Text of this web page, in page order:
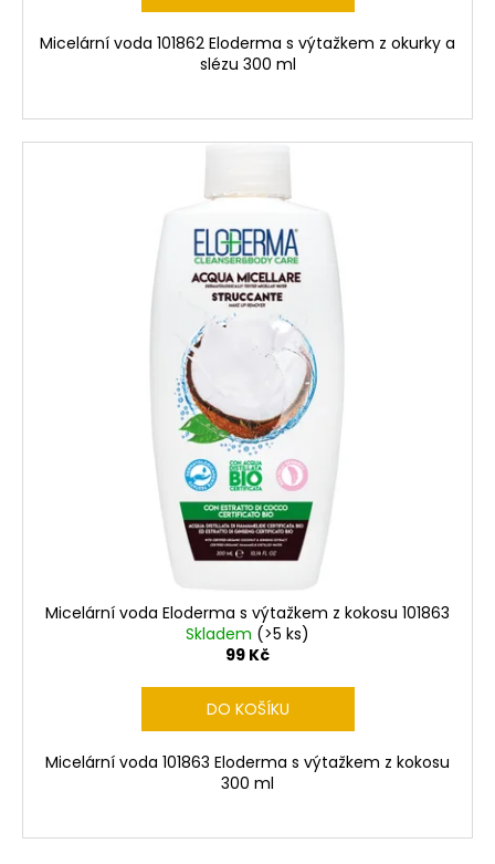
Micelární voda 101862 Eloderma s výtažkem z okurky a
slézu 300 ml
Micelární voda Eloderma s výtažkem z kokosu 101863
Skladem (>5 ks)
99 Kč
DO KOŠÍKU
Micelární voda 101863 Eloderma s výtažkem z kokosu
300 ml